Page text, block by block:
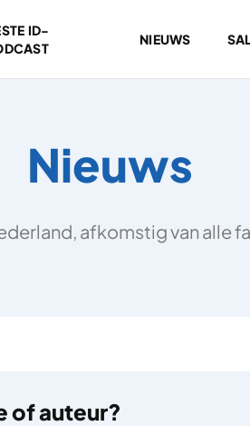
ID-
NIEUWS
Nieuws
afkomstig van alle
of auteur?